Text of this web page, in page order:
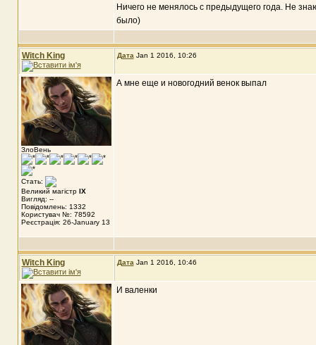
Ничего не менялось с предыдущего года. Не
было)
Witch King Дата Jan 1 2016, 10:26
ЗлоВень
Стать:
Великий магістр IX
Вигляд: --
Повідомлень: 1332
Користувач №: 78592
Реєстрація: 26-January 13
А мне еще и новогодний венок выпал
Witch King Дата Jan 1 2016, 10:46
И валенки